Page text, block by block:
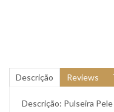
Descrição Reviews
Descrição: Pulseira